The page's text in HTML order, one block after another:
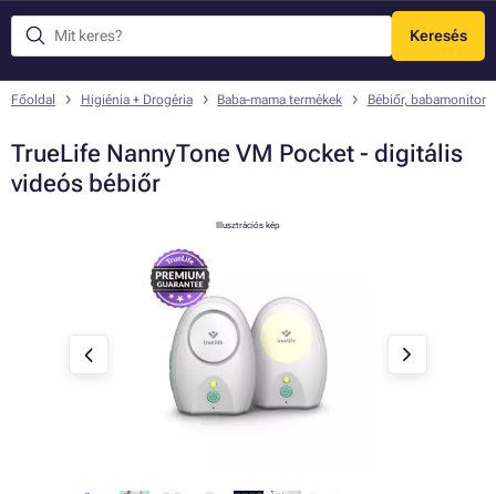
Keresés
Menü
Főoldal Higiénia + Drogéria Baba-mama termékek Bébiőr, babamonitor
TrueLife NannyTone VM Pocket - digitális
videós bébiőr
Illusztrációs kép